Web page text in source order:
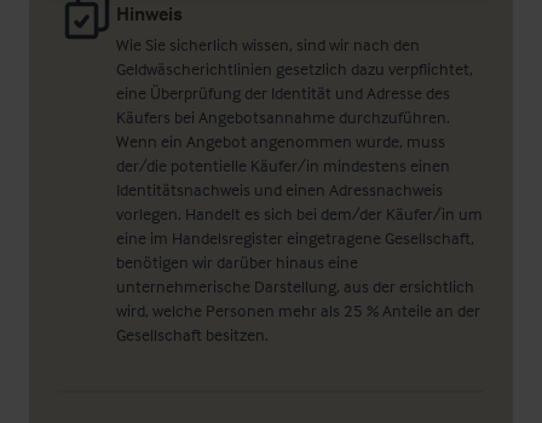
Hinweis
Wie Sie sicherlich wissen, sind wir nach den
Geldwäscherichtlinien gesetzlich dazu verpflichtet,
eine Überprüfung der Identität und Adresse des
Käufers bei Angebotsannahme durchzuführen.
Wenn ein Angebot angenommen wurde, muss
der/die potentielle Käufer/in mindestens einen
Identitätsnachweis und einen Adressnachweis
vorlegen. Handelt es sich bei dem/der Käufer/in um
eine im Handelsregister eingetragene Gesellschaft,
benötigen wir darüber hinaus eine
unternehmerische Darstellung, aus der ersichtlich
wird, welche Personen mehr als 25 % Anteile an der
Gesellschaft besitzen.